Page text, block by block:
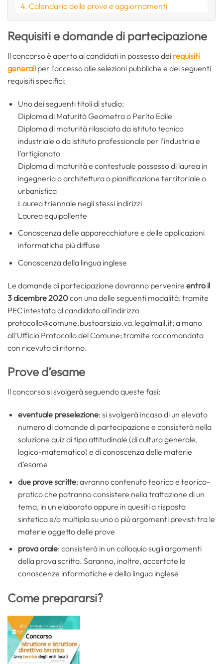
Calendario delle prove e aggiornamenti
Requisiti e domande di partecipazione
Il concorso è aperto ai candidati in possesso dei requisiti
generali per l’accesso alle selezioni pubbliche e dei seguenti
requisiti specifici:
Uno dei seguenti titoli di studio:
Diploma di Maturità Geometra o Perito Edile
Diploma di maturità rilasciato da istituto tecnico
industriale o da istituto professionale per l’industria e
l’artigianato
Diploma di maturità e contestuale possesso di laurea in
ingegneria o architettura o pianificazione territoriale o
urbanistica
Laurea triennale negli stessi indirizzi
Laurea equipollente
Conoscenza delle apparecchiature e delle applicazioni
informatiche più diffuse
Conoscenza della lingua inglese
Le domande di partecipazione dovranno pervenire entro il
3 dicembre 2020con una delle seguenti modalità: tramite
PEC intestata al candidato all’indirizzo
protocollo@comune.bustoarsizio.va.legalmail.it; a mano
all’Ufficio Protocollo del Comune; tramite raccomandata
con ricevuta di ritorno.
Prove d’esame
Il concorso si svolgerà seguendo queste fasi:
eventuale preselezione: si svolgerà incaso di un elevato
numero di domande di partecipazione e consisterà nella
soluzione quiz di tipo attitudinale (di cultura generale,
logico-matematico) e di conoscenza delle materie
d’esame
due prove scritte: avranno contenuto teorico e teorico-
pratico che potranno consistere nella trattazione di un
tema, in un elaborato oppure in quesiti a risposta
sintetica e/o multipla su uno o più argomenti previsti tra le
materie oggetto delle prove
prova orale: consisterà in un colloquio sugli argomenti
della prova scritta. Saranno, inoltre, accertate le
conoscenze informatiche e della lingua inglese
Come prepararsi?